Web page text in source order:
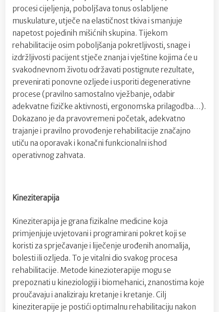
procesi cijeljenja, poboljšava tonus oslabljene
muskulature, utječe na elastičnost tkiva i smanjuje
napetost pojedinih mišićnih skupina. Tijekom
rehabilitacije osim poboljšanja pokretljivosti, snage i
izdržljivosti pacijent stječe znanja i vještine kojima će u
svakodnevnom životu održavati postignute rezultate,
prevenirati ponovne ozljede i usporiti degenerativne
procese (pravilno samostalno vježbanje, odabir
adekvatne fizičke aktivnosti, ergonomska prilagodba…).
Dokazano je da pravovremeni početak, adekvatno
trajanje i pravilno provođenje rehabilitacije značajno
utiču na oporavak i konačni funkcionalni ishod
operativnog zahvata.
Kineziterapija
Kineziterapija je grana fizikalne medicine koja
primjenjuje uvjetovani i programirani pokret koji se
koristi za sprječavanje i liječenje urođenih anomalija,
bolesti ili ozljeda. To je vitalni dio svakog procesa
rehabilitacije. Metode kinezioterapije mogu se
prepoznati u kineziologiji i biomehanici, znanostima koje
proučavaju i analiziraju kretanje i kretanje. Cilj
kineziterapije je postići optimalnu rehabilitaciju nakon